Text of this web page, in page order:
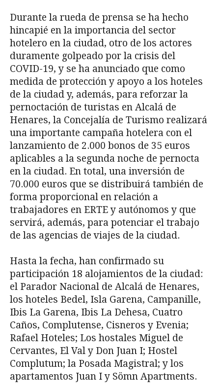
Durante la rueda de prensa se ha hecho
hincapié en la importancia del sector
hotelero en la ciudad, otro de los actores
duramente golpeado por la crisis del
COVID-19, y se ha anunciado que como
medida de protección y apoyo a los hoteles
de la ciudad y, además, para reforzar la
pernoctación de turistas en Alcalá de
Henares, la Concejalía de Turismo realizará
una importante campaña hotelera con el
lanzamiento de 2.000 bonos de 35 euros
aplicables a la segunda noche de pernocta
en la ciudad. En total, una inversión de
70.000 euros que se distribuirá también de
forma proporcional en relación a
trabajadores en ERTE y autónomos y que
servirá, además, para potenciar el trabajo
de las agencias de viajes de la ciudad.
Hasta la fecha, han confirmado su
participación 18 alojamientos de la ciudad:
el Parador Nacional de Alcalá de Henares,
los hoteles Bedel, Isla Garena, Campanille,
Ibis La Garena, Ibis La Dehesa, Cuatro
Caños, Complutense, Cisneros y Evenia;
Rafael Hoteles; Los hostales Miguel de
Cervantes, El Val y Don Juan I; Hostel
Complutum; la Posada Magistral; y los
apartamentos Juan I y Sömn Apartments.